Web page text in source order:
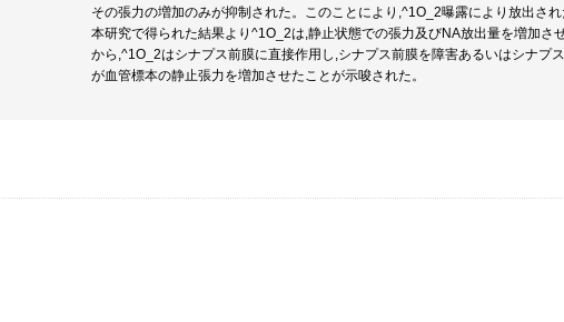
その張力の増加のみが抑制された。このことにより,^1O_2曝露により放出さ
本研究で得られた結果より^1O_2は,静止状態での張力及びNA放出量を増加
から,^1O_2はシナプス前膜に直接作用し,シナプス前膜を障害あるいはシナ
が血管標本の静止張力を増加させたことが示唆された。